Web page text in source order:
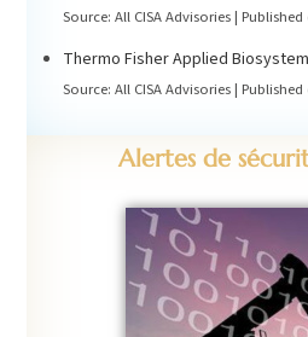
Source: All CISA Advisories Published
Thermo Fisher Applied
Source: All CISA Advisories Published
Alertes de